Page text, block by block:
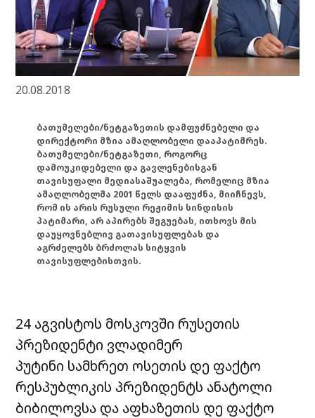
20.08.2018
ბათუმელები/ნეტგაზეთის დამფუძნებელი და
დირექტორი მზია ამაღლობელი დააპატიმრეს.
ბათუმელები/ნეტგაზეთი, როგორც
დამოუკიდებელი და გავლენებისგან
თავისუფალი მედიასაშუალება, რომელიც მზია
ამაღლობელმა 2001 წელს დააფუძნა, მიიჩნევს,
რომ ის არის რუსული რეჟიმის სინდისის
პატიმარი, არ აპირებს შეგუებას, ითხოვს მის
დაუყოვნებლივ გათავისუფლებას და
აგრძელებს ბრძოლას სიტყვის
თავისუფლებისთვის.
24 აგვისტოს მოსკოვში რუსეთის
პრეზიდენტი ვლადიმერ
პუტინი სამხრეთ ოსეთის დე ფაქტო
რესპუბლიკის პრეზიდენტს ანატოლი
ბიბილოვსა და აფხაზეთის დე ფაქტო